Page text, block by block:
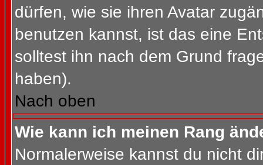
dürfen, wie sie ihren Avatar
benutzen kannst, ist das eine
solltest ihn nach dem Grund
haben).
Nach oben
Wie kann ich meinen Rang
Normalerweise kannst du nicht